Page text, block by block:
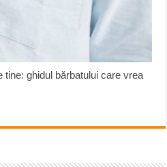
ghidul bărbatului care vrea